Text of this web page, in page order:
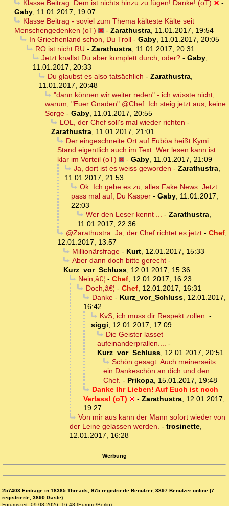
Klasse Beitrag. Dem ist nichts hinzu zu fügen! Danke! (oT)
-
Gaby, 11.01.2017, 19:07
Klasse Beitrag - soviel zum Thema kälteste Kälte seit
Menschengedenken (oT)
- Zarathustra, 11.01.2017, 19:54
In Griechenland schon, Du Troll- Gaby, 11.01.2017, 20:05
RO ist nicht RU - Zarathustra, 11.01.2017, 20:31
Jetzt knallst Du aber komplett durch, oder?- Gaby,
11.01.2017, 20:33
Du glaubst es also tatsächlich - Zarathustra,
11.01.2017, 20:48
"dann können wir weiter reden" - ich wüsste nicht,
warum, "Euer Gnaden" @Chef: Ich steig jetzt aus, keine
Sorge - Gaby, 11.01.2017, 20:55
LOL, der Chef soll's mal wieder richten -
Zarathustra, 11.01.2017, 21:01
Der eingeschneite Ort auf Euböa heißt Kymi.
Stand eigentlich auch im Text. Wer lesen kann ist
klar im Vorteil (oT)
- Gaby, 11.01.2017, 21:09
Ja, dort ist es weiss geworden - Zarathustra,
11.01.2017, 21:53
Ok. Ich gebe es zu, alles Fake News. Jetzt
pass mal auf, Du Kasper - Gaby, 11.01.2017,
22:03
Wer den Leser kennt ... - Zarathustra,
11.01.2017, 22:36
@Zarathustra: Ja, der Chef richtet es jetzt- Chef,
12.01.2017, 13:57
Millionärsfrage- Kurt, 12.01.2017, 15:33
Aber dann doch bitte gerecht-
Kurz_vor_Schluss, 12.01.2017, 15:36
Nein,â€¦ - Chef, 12.01.2017, 16:23
Doch,â€¦ - Chef, 12.01.2017, 16:31
Danke- Kurz_vor_Schluss, 12.01.2017,
16:42
KvS, ich muss dir Respekt zollen. -
siggi, 12.01.2017, 17:09
Die Geister lasset
aufeinanderprallen.... -
Kurz_vor_Schluss, 12.01.2017, 20:51
Schön gesagt. Auch meinerseits
ein Dankeschön an dich und den
Chef. - Prikopa, 15.01.2017, 19:48
Danke Ihr Lieben! Auf Euch ist noch
Verlass! (oT)
- Zarathustra, 12.01.2017,
19:27
Von mir aus kann der Mann sofort wieder von
der Leine gelassen werden. - trosinette,
12.01.2017, 16:28
Werbung
257403 Einträge in 18365 Threads, 975 registrierte Benutzer, 3897 Benutzer online (7
registrierte, 3890 Gäste)
Forumszeit: 09.08.2026, 16:48 (Europe/Berlin)